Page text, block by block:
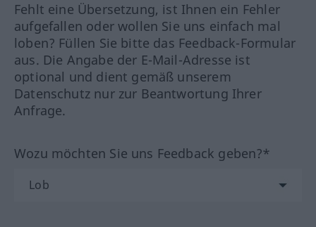
Fehlt eine Übersetzung, ist Ihnen ein Fehler
aufgefallen oder wollen Sie uns einfach mal
loben? Füllen Sie bitte das Feedback-Formular
aus. Die Angabe der E-Mail-Adresse ist
optional und dient gemäß unserem
Datenschutz nur zur Beantwortung Ihrer
Anfrage.
Wozu möchten Sie uns Feedback geben?*